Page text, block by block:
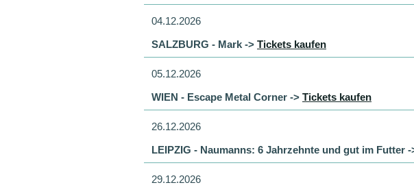
04.12.2026
SALZBURG - Mark -> Tickets kaufen
05.12.2026
WIEN - Escape Metal Corner -> Tickets kaufen
26.12.2026
LEIPZIG - Naumanns: 6 Jahrzehnte und gut im Futter -
29.12.2026